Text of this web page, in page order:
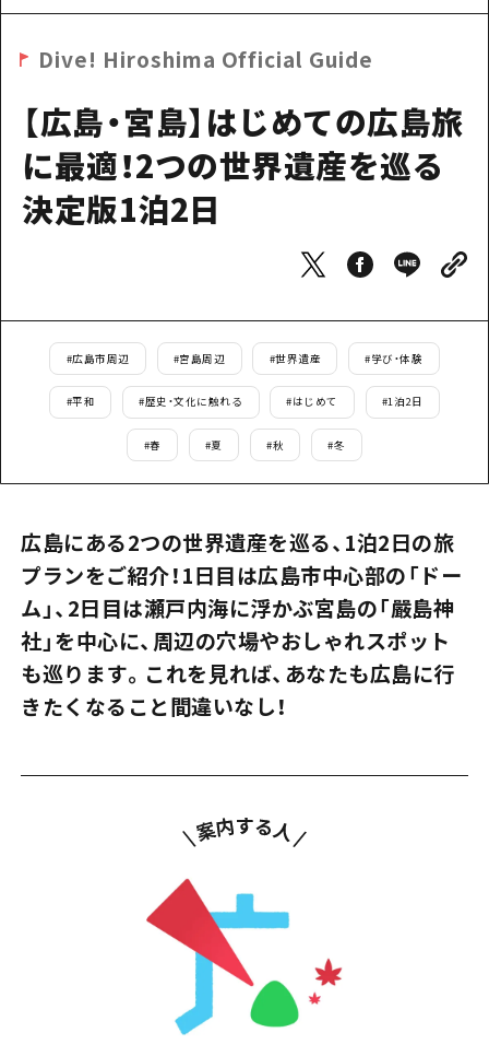
定番
歴史・文化
癒し
自然
宮島周辺
弾丸
日帰り
半日
山口県東部
愛媛県
島根県
手荷物預かり・配送サービス
広島おもてなしパス
HIROSHIMA FREE Wi-Fi
ボランティアガイド
ユニバーサルツーリズム
ガイドブック
メディア掲載情報
フォトダウンロード
関連リンク
お問い合わせ
事業者・学校関係者の皆さま
Dive! Hiroshima Official Guide
【広島・宮島】はじめての広島旅
に最適！2つの世界遺産を巡る
決定版1泊2日
#広島市周辺 #宮島周辺 #世界遺産 #学び・体験
#平和 #歴史・文化に触れる #はじめて #1泊2日
#春 #夏 #秋 #冬
広島にある2つの世界遺産を巡る、1泊2日の旅
プランをご紹介！1日目は広島市中心部の「ドー
ム」、2日目は瀬戸内海に浮かぶ宮島の「嚴島神
社」を中心に、周辺の穴場やおしゃれスポット
も巡ります。これを見れば、あなたも広島に行
きたくなること間違いなし！